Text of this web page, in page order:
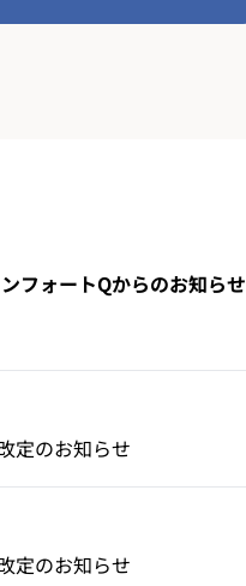
フォートQからのお知らせ
定のお知らせ
定のお知らせ